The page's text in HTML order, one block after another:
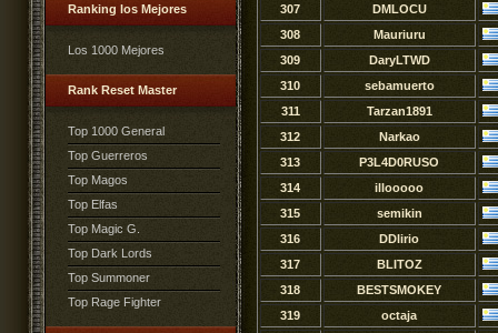
Ranking los Mejores
Los 1000 Mejores
Rank Reset Master
Top 1000 General
Top Guerreros
Top Magos
Top Elfas
Top Magic G.
Top Dark Lords
Top Summoner
Top Rage Fighter
307
DMLOCU
308
Mauriuru
309
DaryLTWD
310
sebamuerto
311
Tarzan1891
312
Narkao
313
P3L4D0RUSO
314
illooooo
315
semikin
316
DDlirio
317
BLITOZ
318
BESTSMOKEY
319
octaja